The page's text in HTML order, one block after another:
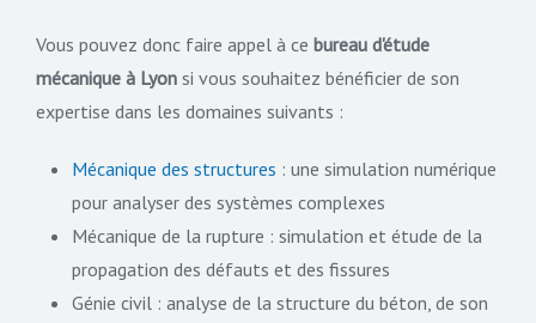
Vous pouvez donc faire appel à ce bureau d'étude
mécanique à Lyon si vous souhaitez bénéficier de son
expertise dans les domaines suivants :
Mécanique des structures : une simulation numérique
pour analyser des systèmes complexes
Mécanique de la rupture : simulation et étude de la
propagation des défauts et des fissures
Génie civil : analyse de la structure du béton, de son